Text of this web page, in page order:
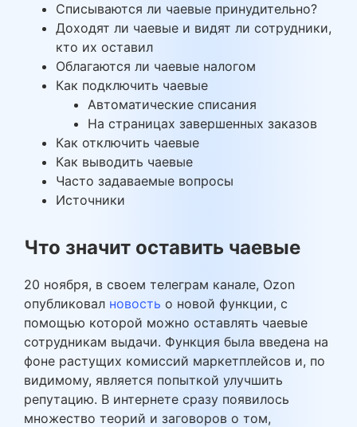
Списываются ли чаевые принудительно?
Доходят ли чаевые и видят ли сотрудники,
кто их оставил
Облагаются ли чаевые налогом
Как подключить чаевые
Автоматические списания
На страницах завершенных заказов
Как отключить чаевые
Как выводить чаевые
Часто задаваемые вопросы
Источники
Что значит оставить чаевые
20 ноября, в своем телеграм канале, Ozon
опубликовал новость о новой функции, с
помощью которой можно оставлять чаевые
сотрудникам выдачи. Функция была введена на
фоне растущих комиссий маркетплейсов и, по
видимому, является попыткой улучшить
репутацию. В интернете сразу появилось
множество теорий и заговоров о том,